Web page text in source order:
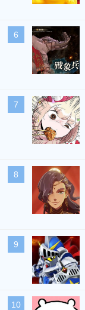
6
7
8
9
10